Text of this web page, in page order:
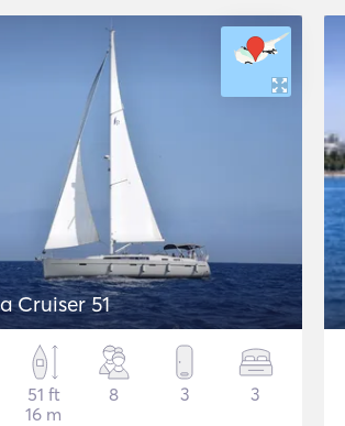
Cruiser 51
51 ft
16 m
8 3 3